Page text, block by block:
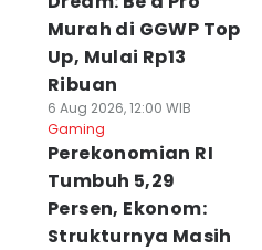
Murah di GGWP Top
Up, Mulai Rp13
Ribuan
6 Aug 2026, 12:00 WIB
Gaming
Perekonomian RI
Tumbuh 5,29
Persen, Ekonom:
Strukturnya Masih